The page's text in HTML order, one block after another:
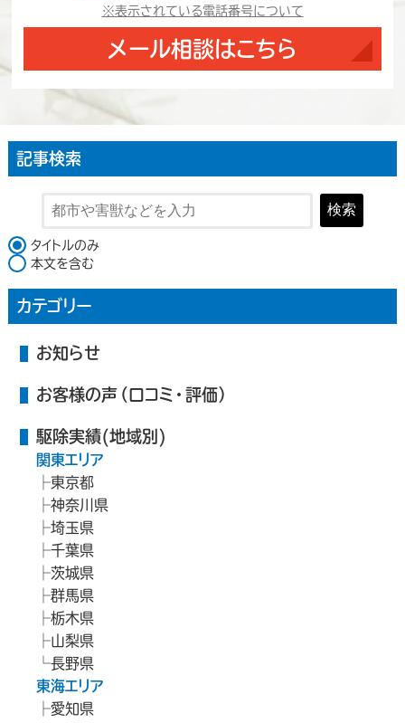
※表示されている電話番号について
メール相談はこちら
記事検索
検索
検索対象
タイトルのみ
本文を含む
カテゴリー
お知らせ
お客様の声（口コミ・評価）
駆除実績(地域別)
関東エリア
東京都
神奈川県
埼玉県
千葉県
茨城県
群馬県
栃木県
山梨県
長野県
東海エリア
愛知県